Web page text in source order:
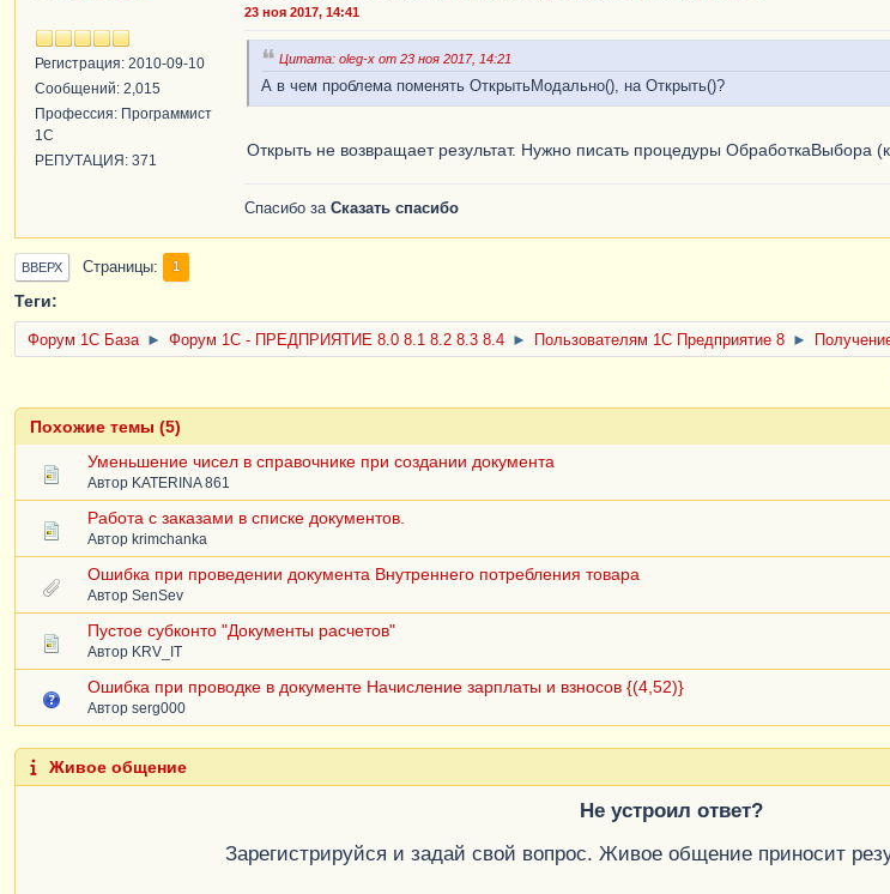
Регистрация: 2010-09-10
Сообщений: 2,015
Профессия: Программист
1С
РЕПУТАЦИЯ: 371
23 ноя 2017, 14:41
Цитата: oleg-x от 23 ноя 2017, 14:21
А в чем проблема поменять ОткрытьМодально(), на Открыть()?
Открыть не возвращает результат. Нужно писать процедуры ОбработкаВыбора
Спасибо за Сказать спасибо
ВВЕРХ Страницы 1
Теги:
Форум 1C База ► Форум 1С - ПРЕДПРИЯТИЕ 8.0 8.1 8.2 8.3 8.4 ► Пользователям 1С Предприятие 8 ►
Похожие темы (5)
Уменьшение чисел в справочнике при создании документа
Автор KATERINA 861
Работа с заказами в списке документов.
Автор krimchanka
Ошибка при проведении документа Внутреннего потребления товара
Автор SenSev
Пустое субконто "Документы расчетов"
Автор KRV_IT
Ошибка при проводке в документе Начисление зарплаты и взносов {(4,52)}
Автор serg000
Живое общение
Не устроил ответ?
Зарегистрируйся и задай свой вопрос. Живое общение приносит